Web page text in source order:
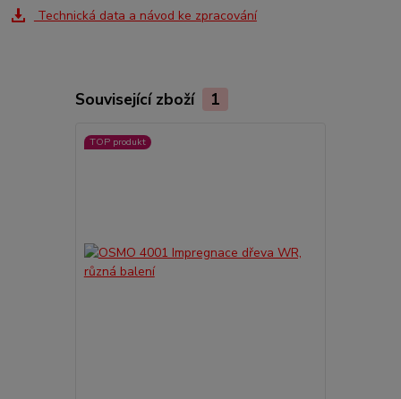
Technická data a návod ke zpracování
Související zboží 1
TOP produkt